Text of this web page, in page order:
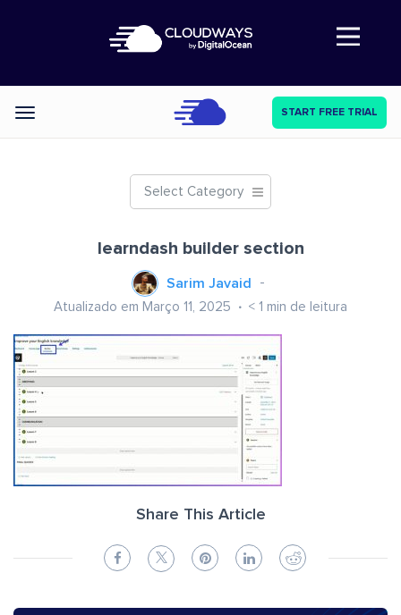
Abre a navegação
Categories START FREE TRIAL
Select Category
learndash builder section
Sarim Javaid
Atualizado em Março 11, 2025 < 1 min de leitura
Share This Article